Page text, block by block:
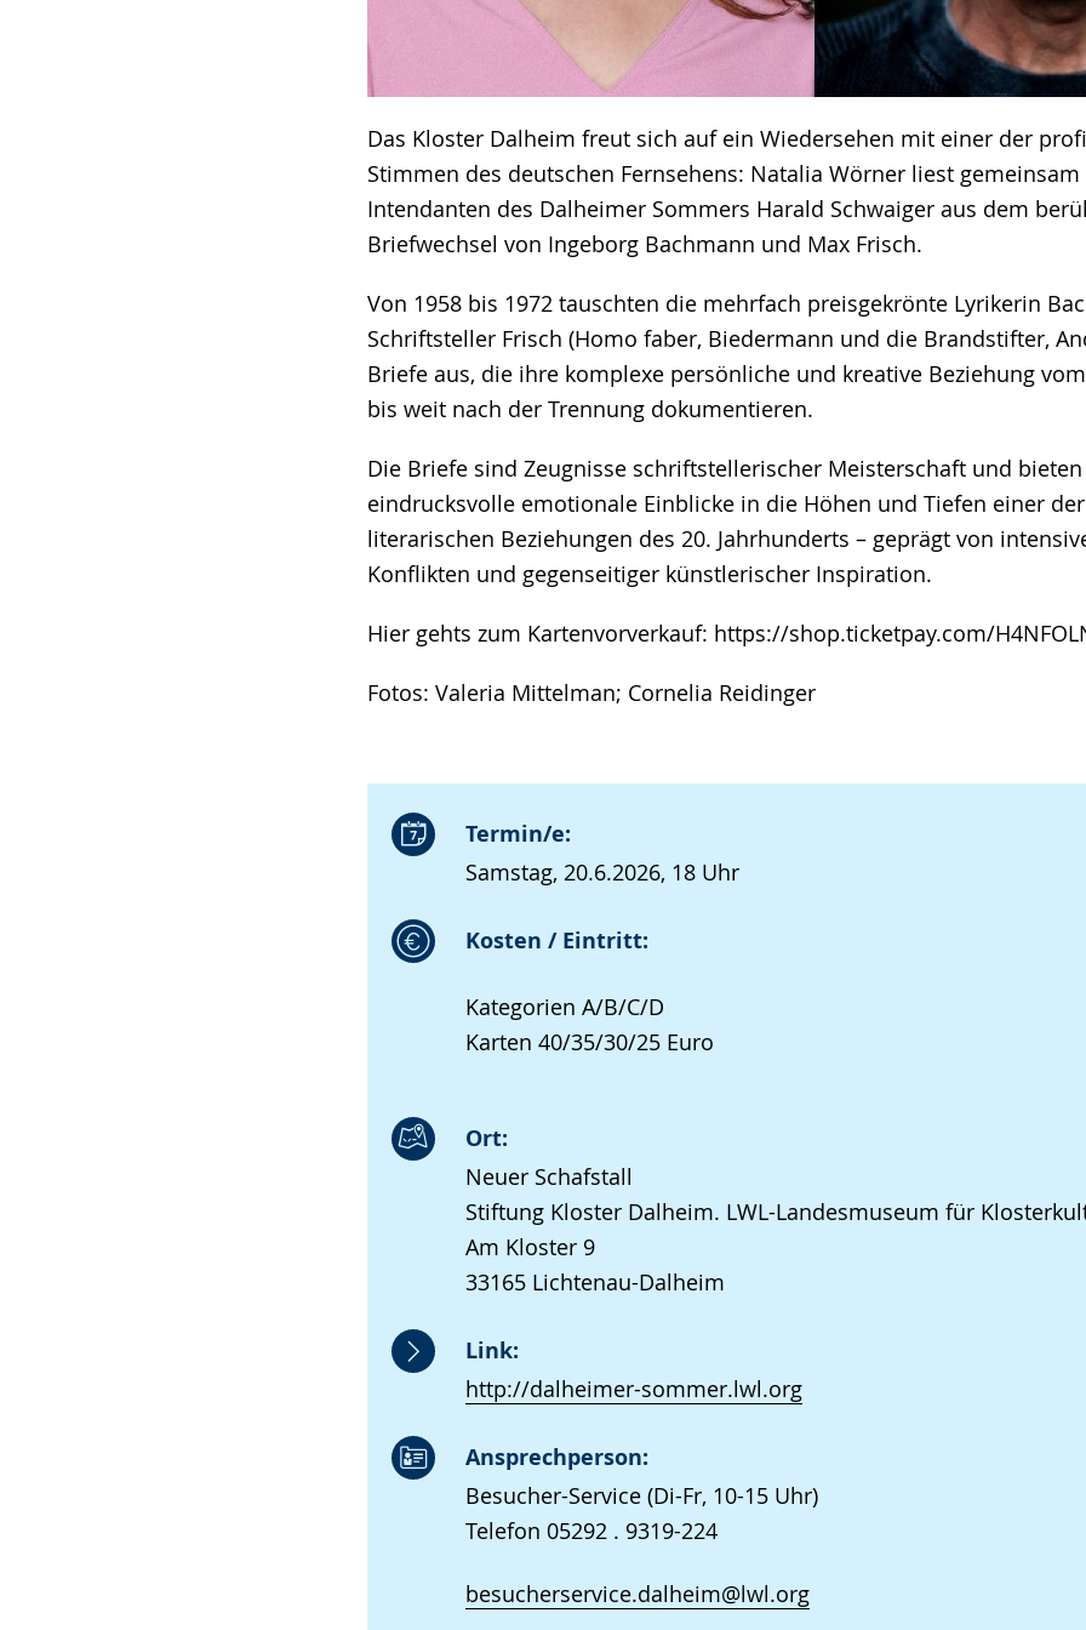
Das Kloster Dalheim freut sich auf ein Wiedersehen mit einer der
Stimmen des deutschen Fernsehens: Natalia Wörner liest
Intendanten des Dalheimer Sommers Harald Schwaiger aus dem
Briefwechsel von Ingeborg Bachmann und Max Frisch.
Von 1958 bis 1972 tauschten die mehrfach preisgekrönte Lyrikerin
Schriftsteller Frisch (Homo faber, Biedermann und die Brandstifter,
Briefe aus, die ihre komplexe persönliche und kreative Beziehung
bis weit nach der Trennung dokumentieren.
Die Briefe sind Zeugnisse schriftstellerischer Meisterschaft und
eindrucksvolle emotionale Einblicke in die Höhen und Tiefen einer
literarischen Beziehungen des 20. Jahrhunderts – geprägt von
Konflikten und gegenseitiger künstlerischer Inspiration.
Hier gehts zum Kartenvorverkauf: https://shop.ticketpay.com/
Fotos: Valeria Mittelman; Cornelia Reidinger
Termin/e:
Samstag, 20.6.2026, 18 Uhr
Kosten / Eintritt:
Kategorien A/B/C/D
Karten 40/35/30/25 Euro
Ort:
Neuer Schafstall
Stiftung Kloster Dalheim. LWL-Landesmuseum für
Am Kloster 9
33165 Lichtenau-Dalheim
Link:
http://dalheimer-sommer.lwl.org
Ansprechperson:
Besucher-Service (Di-Fr, 10-15 Uhr)
Telefon 05292 . 9319-224
besucherservice.dalheim@lwl.org